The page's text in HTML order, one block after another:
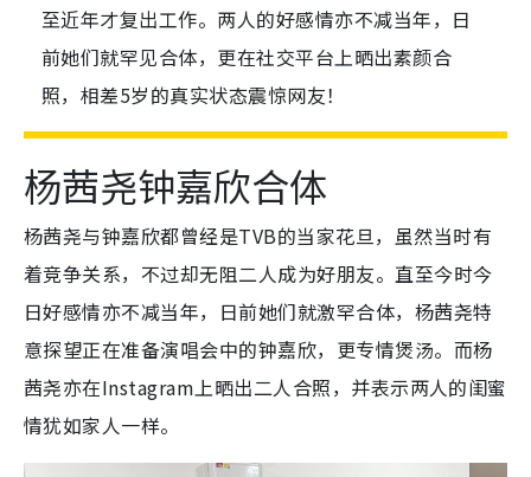
至近年才复出工作。两人的好感情亦不减当年，日
前她们就罕见合体，更在社交平台上晒出素颜合
照，相差5岁的真实状态震惊网友！
杨茜尧钟嘉欣合体
杨茜尧与钟嘉欣都曾经是TVB的当家花旦，虽然当时有
着竞争关系，不过却无阻二人成为好朋友。直至今时今
日好感情亦不减当年，日前她们就激罕合体，杨茜尧特
意探望正在准备演唱会中的钟嘉欣，更专情煲汤。而杨
茜尧亦在Instagram上晒出二人合照，并表示两人的闺蜜
情犹如家人一样。